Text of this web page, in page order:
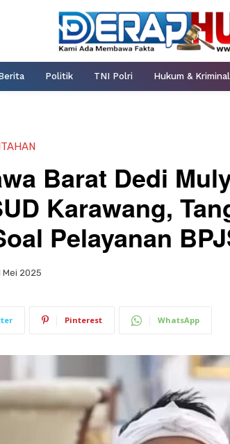
Politik TNI Polri Hukum & Kriminal
Barat Dedi
Karawang,
Pelayanan
Mei 2025
Pinterest WhatsApp